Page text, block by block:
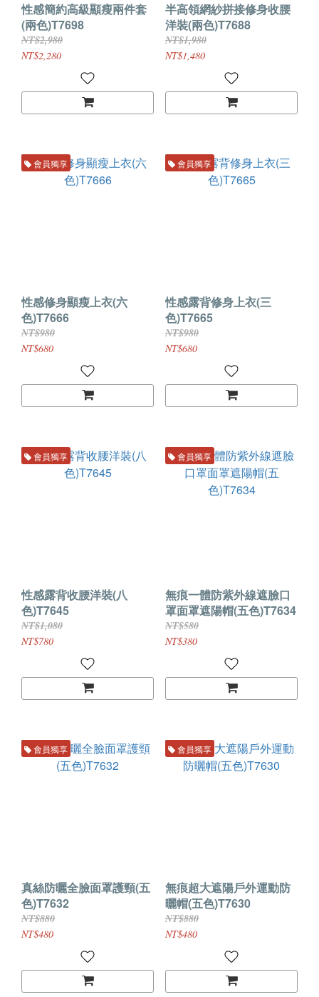
性感簡約高級顯瘦兩件套
(兩色)T7698
NT$2,980
NT$2,280
半高領網紗拼接修身收腰
洋裝(兩色)T7688
NT$1,980
NT$1,480
會員獨享
性感修身顯瘦上衣(六
色)T7666
NT$980
NT$680
會員獨享
性感露背修身上衣(三
色)T7665
NT$980
NT$680
會員獨享
性感露背收腰洋裝(八
色)T7645
NT$1,080
NT$780
會員獨享
無痕一體防紫外線遮臉口
罩面罩遮陽帽(五色)T7634
NT$580
NT$380
會員獨享
真絲防曬全臉面罩護頸(五
色)T7632
NT$880
NT$480
會員獨享
無痕超大遮陽戶外運動防
曬帽(五色)T7630
NT$880
NT$480